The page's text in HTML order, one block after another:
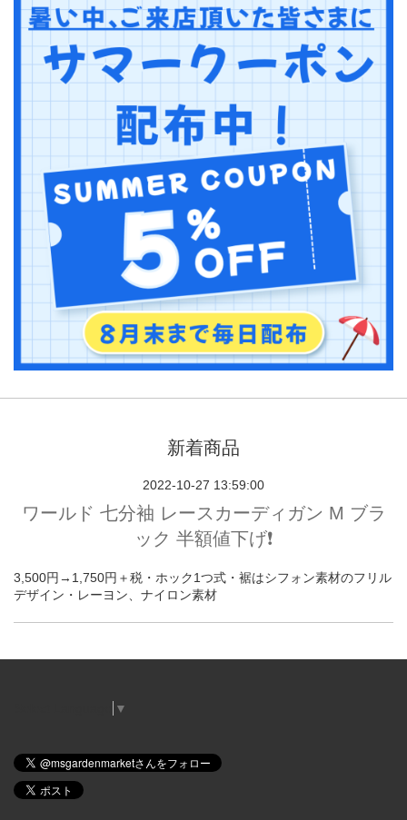
新着商品
2022-10-27 13:59:00
ワールド 七分袖 レースカーディガン M ブラ
ック 半額値下げ❗️
3,500円→1,750円＋税・ホック1つ式・裾はシフォン素材のフリル
デザイン・レーヨン、ナイロン素材
▼